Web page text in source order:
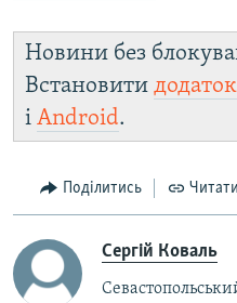
Новини без
Встановити додаток
і Android.
Поділитись
Сергій Коваль